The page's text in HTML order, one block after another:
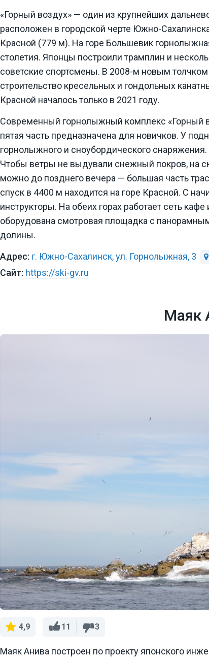
«Горный воздух» — один из крупнейших
расположен в городской черте Южно-
Красной (779 м). На горе Большевик
столетия. Японцы построили трамплин и
советские спортсмены. В 2008-м новым
строительство кресельных и гондольных
Красной началось только в 2021 году.
Современный горнолыжный комплекс «Горный
пятая часть предназначена для новичков. У
горнолыжного и сноубордического
Чтобы ветры не выдували снежный покров, на
можно до позднего вечера — большая часть
спуск в 4400 м находится на горе Красной. С
инструкторы. На обеих горах работает сеть
оборудована смотровая площадка с
долины.
г. Южно-Сахалинск, ул. Горнолыжная, 3
https://ski-gv.ru
Маяк
4,9 11 3
Маяк Анива построен по проекту японского